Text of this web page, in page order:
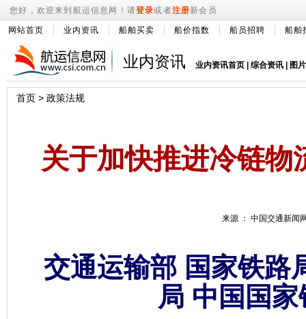
您好，欢迎来到航运信息网！请登录或者注册新会员
网站首页 业内资讯 船舶买卖 船价指数 船员招聘 船舶
业内资讯 业内资讯首页 综合资讯 图
首页 > 政策法规
关于加快推进冷链物
来源 ： 中国交通新
交通运输部 国家铁路
局 中国国